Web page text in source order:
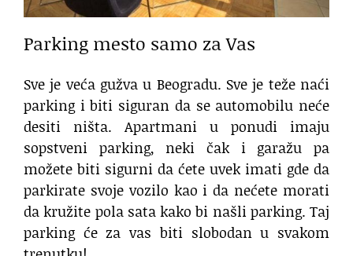
Parking mesto samo za Vas
Sve je veća gužva u Beogradu. Sve je teže naći
parking i biti siguran da se automobilu neće
desiti ništa. Apartmani u ponudi imaju
sopstveni parking, neki čak i garažu pa
možete biti sigurni da ćete uvek imati gde da
parkirate svoje vozilo kao i da nećete morati
da kružite pola sata kako bi našli parking. Taj
parking će za vas biti slobodan u svakom